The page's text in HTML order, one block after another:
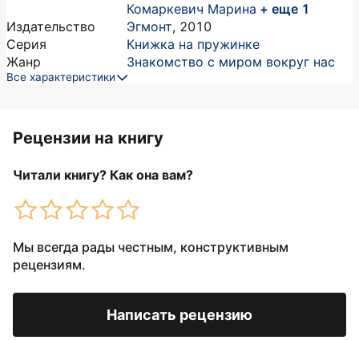
Комаркевич Марина + еще 1
Издательство
Эгмонт, 2010
Серия
Книжка на пружинке
Жанр
Знакомство с миром вокруг нас
Все характеристики
Рецензии на книгу
Читали книгу? Как она вам?
Мы всегда рады честным, конструктивным
рецензиям.
Написать рецензию